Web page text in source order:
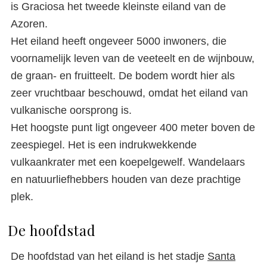
is Graciosa het tweede kleinste eiland van de
Azoren.
Het eiland heeft ongeveer 5000 inwoners, die
voornamelijk leven van de veeteelt en de wijnbouw,
de graan- en fruitteelt. De bodem wordt hier als
zeer vruchtbaar beschouwd, omdat het eiland van
vulkanische oorsprong is.
Het hoogste punt ligt ongeveer 400 meter boven de
zeespiegel. Het is een indrukwekkende
vulkaankrater met een koepelgewelf. Wandelaars
en natuurliefhebbers houden van deze prachtige
plek.
De hoofdstad
De hoofdstad van het eiland is het stadje Santa